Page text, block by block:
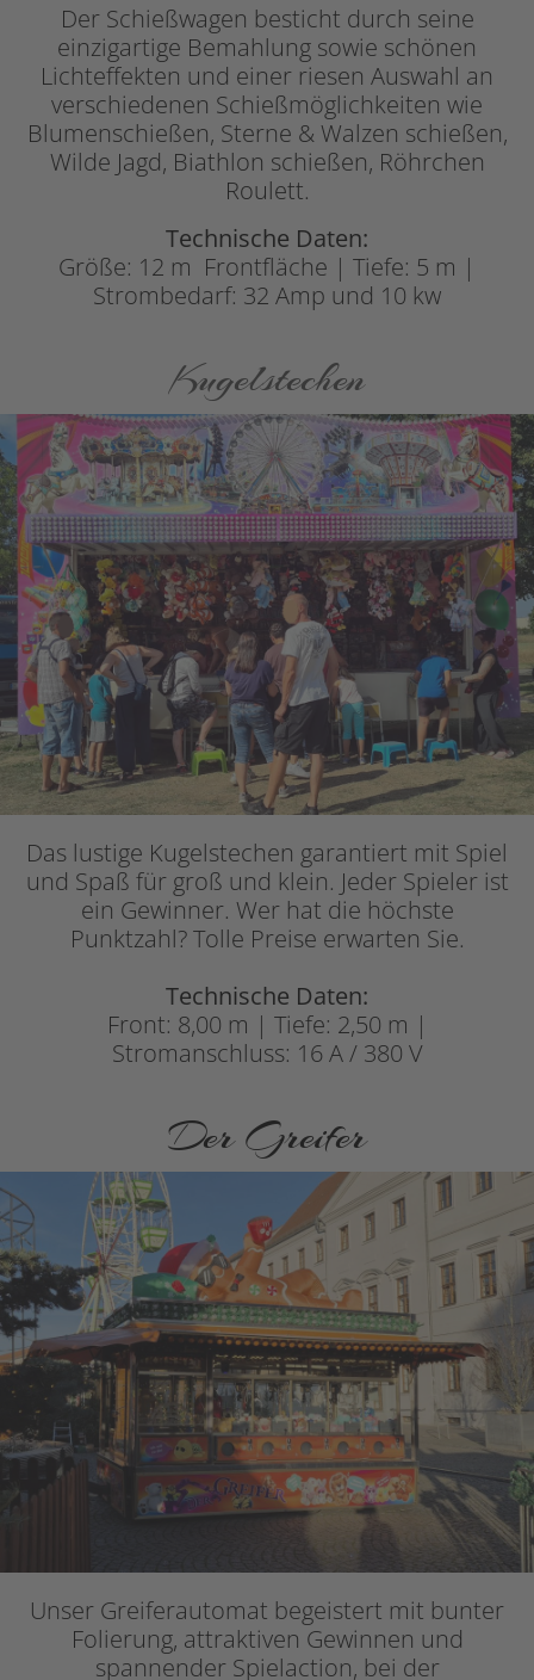
Der Schießwagen besticht durch seine
einzigartige Bemahlung sowie schönen
Lichteffekten und einer riesen Auswahl an
verschiedenen Schießmöglichkeiten wie
Blumenschießen, Sterne & Walzen schießen,
Wilde Jagd, Biathlon schießen, Röhrchen
Roulett.
Technische Daten:
Größe: 12 m Frontfläche | Tiefe: 5 m |
Strombedarf: 32 Amp und 10 kw
Kugelstechen
Das lustige Kugelstechen garantiert mit Spiel
und Spaß für groß und klein. Jeder Spieler ist
ein Gewinner. Wer hat die höchste
Punktzahl? Tolle Preise erwarten Sie.
Technische Daten:
Front: 8,00 m | Tiefe: 2,50 m |
Stromanschluss: 16 A / 380 V
Der Greifer
Unser Greiferautomat begeistert mit bunter
Folierung, attraktiven Gewinnen und
spannender Spielaction, bei der